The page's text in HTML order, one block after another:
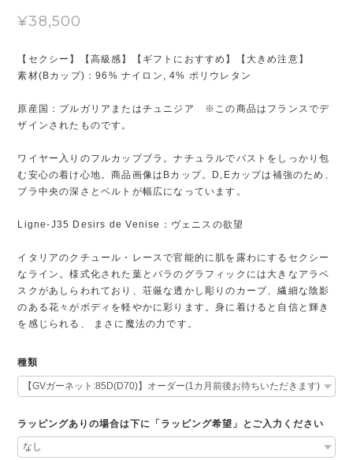
¥38,500
【セクシー】【高級感】【ギフトにおすすめ】【大きめ注意】
素材(Bカップ)：96% ナイロン, 4% ポリウレタン
原産国：ブルガリアまたはチュニジア ※この商品はフランスでデ
ザインされたものです。
ワイヤー入りのフルカップブラ。ナチュラルでバストをしっかり包
む安心の着け心地。商品画像はBカップ。D,Eカップは補強のため、
ブラ中央の深さとベルトが幅広になっています。
Ligne-J35 Desirs de Venise：ヴェニスの欲望
イタリアのクチュール・レースで官能的に肌を露わにするセクシー
なライン。様式化された葉とバラのグラフィックには大きなアラベ
スクがあしらわれており、荘厳な透かし彫りのカーブ、繊細な陰影
のある花々がボディを軽やかに彩ります。身に着けると自信と輝き
を感じられる、 まさに魔法の力です。
種類
ラッピングありの場合は下に「ラッピング希望」とご入力ください